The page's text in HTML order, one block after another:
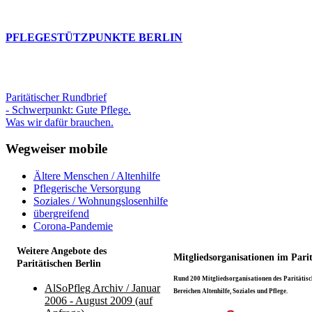
PFLEGESTÜTZPUNKTE BERLIN
Paritätischer Rundbrief
- Schwerpunkt: Gute Pflege.
Was wir dafür brauchen.
Wegweiser mobile
Ältere Menschen / Altenhilfe
Pflegerische Versorgung
Soziales / Wohnungslosenhilfe
übergreifend
Corona-Pandemie
Weitere Angebote des
Paritätischen Berlin
Mitgliedsorganisationen im
AlSoPfleg Archiv / Januar
2006 - August 2009 (auf
Rund 200 Mitgliedsorganisationen des
Bereichen Altenhilfe, Soziales und Pflege.